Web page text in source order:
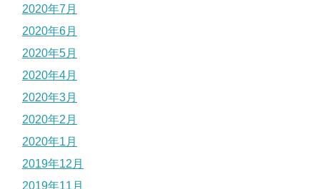
2020年7月
2020年6月
2020年5月
2020年4月
2020年3月
2020年2月
2020年1月
2019年12月
2019年11月